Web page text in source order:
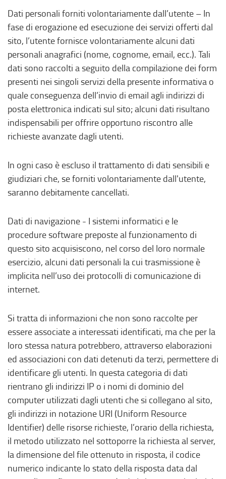
Dati personali forniti volontariamente dall’utente – In
fase di erogazione ed esecuzione dei servizi offerti dal
sito, l’utente fornisce volontariamente alcuni dati
personali anagrafici (nome, cognome, email, ecc.). Tali
dati sono raccolti a seguito della compilazione dei form
presenti nei singoli servizi della presente informativa o
quale conseguenza dell’invio di email agli indirizzi di
posta elettronica indicati sul sito; alcuni dati risultano
indispensabili per offrire opportuno riscontro alle
richieste avanzate dagli utenti.
In ogni caso è escluso il trattamento di dati sensibili e
giudiziari che, se forniti volontariamente dall'utente,
saranno debitamente cancellati.
Dati di navigazione - I sistemi informatici e le
procedure software preposte al funzionamento di
questo sito acquisiscono, nel corso del loro normale
esercizio, alcuni dati personali la cui trasmissione è
implicita nell’uso dei protocolli di comunicazione di
internet.
Si tratta di informazioni che non sono raccolte per
essere associate a interessati identificati, ma che per la
loro stessa natura potrebbero, attraverso elaborazioni
ed associazioni con dati detenuti da terzi, permettere di
identificare gli utenti. In questa categoria di dati
rientrano gli indirizzi IP o i nomi di dominio del
computer utilizzati dagli utenti che si collegano al sito,
gli indirizzi in notazione URI (Uniform Resource
Identifier) delle risorse richieste, l’orario della richiesta,
il metodo utilizzato nel sottoporre la richiesta al server,
la dimensione del file ottenuto in risposta, il codice
numerico indicante lo stato della risposta data dal